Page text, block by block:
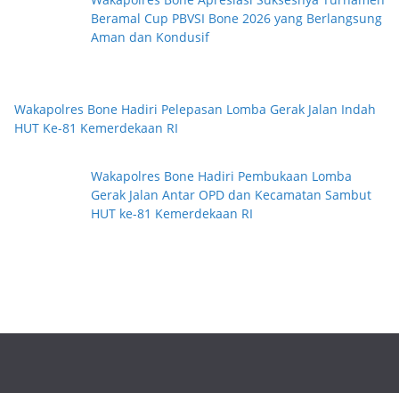
Beramal Cup PBVSI Bone 2026 yang Berlangsung
Aman dan Kondusif
Wakapolres Bone Hadiri Pelepasan Lomba Gerak Jalan Indah
HUT Ke-81 Kemerdekaan RI
Wakapolres Bone Hadiri Pembukaan Lomba
Gerak Jalan Antar OPD dan Kecamatan Sambut
HUT ke-81 Kemerdekaan RI